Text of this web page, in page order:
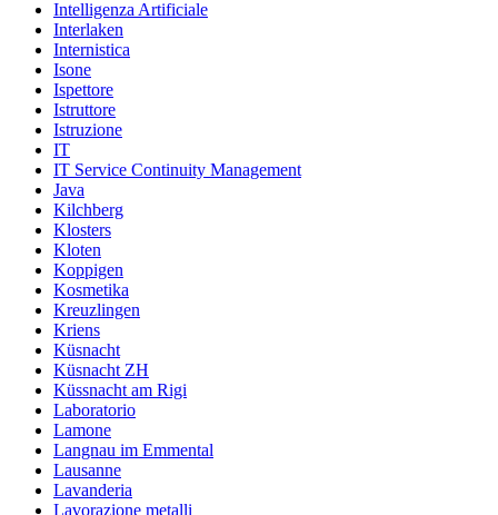
Intelligenza Artificiale
Interlaken
Internistica
Isone
Ispettore
Istruttore
Istruzione
IT
IT Service Continuity Management
Java
Kilchberg
Klosters
Kloten
Koppigen
Kosmetika
Kreuzlingen
Kriens
Küsnacht
Küsnacht ZH
Küssnacht am Rigi
Laboratorio
Lamone
Langnau im Emmental
Lausanne
Lavanderia
Lavorazione metalli